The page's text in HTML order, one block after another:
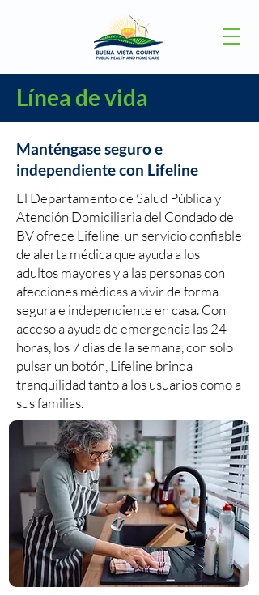
Línea de vida
Manténgase seguro e
independiente con Lifeline
El Departamento de Salud Pública y
Atención Domiciliaria del Condado de
BV ofrece Lifeline, un servicio confiable
de alerta médica que ayuda a los
adultos mayores y a las personas con
afecciones médicas a vivir de forma
segura e independiente en casa. Con
acceso a ayuda de emergencia las 24
horas, los 7 días de la semana, con solo
pulsar un botón, Lifeline brinda
tranquilidad tanto a los usuarios como a
sus familias.